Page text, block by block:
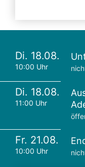
Di. 18.08.
10:00 Uhr
Di. 18.08.
11:00 Uhr
Fr. 21.08.
10:00 Uhr